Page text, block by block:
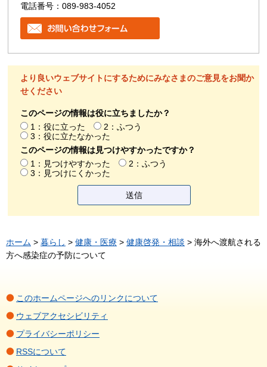
電話番号：089-983-4052
より良いウェブサイトにするためにみなさまのご意見をお聞か
せください
このページの情報は役に立ちましたか？
1：役に立った
2：ふつう
3：役に立たなかった
このページの情報は見つけやすかったですか？
1：見つけやすかった
2：ふつう
3：見つけにくかった
ホーム > 暮らし > 健康・医療 > 健康啓発・相談 > 海外へ渡航される
方へ感染症の予防について
このホームページへのリンクについて
ウェブアクセシビリティ
プライバシーポリシー
RSSについて